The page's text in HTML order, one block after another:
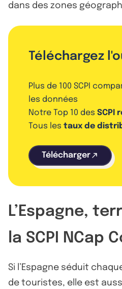
dans des zones
Téléchargez
Plus de 100 SCPI
les données
Notre Top 10 des SCPI
Tous les taux de
Télécharger
L’Espagne,
la SCPI NCap
Si l’Espagne séduit
de touristes, elle est